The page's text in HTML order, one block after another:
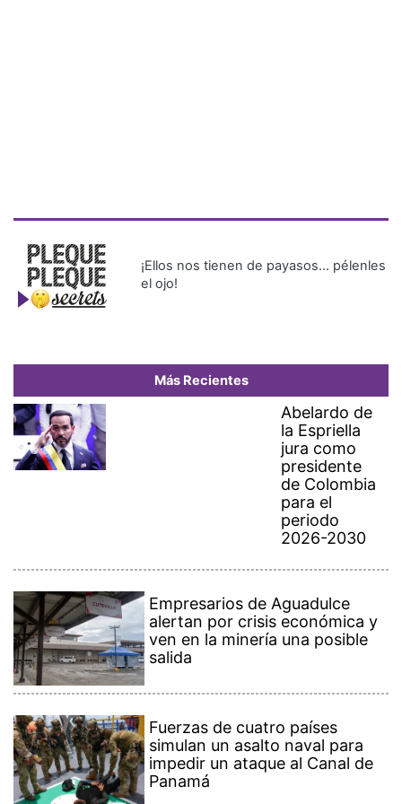
¡Ellos nos tienen de payasos… pélenles
el ojo!
Más Recientes
Abelardo de
la Espriella
jura como
presidente
de Colombia
para el
periodo
2026-2030
Empresarios de Aguadulce
alertan por crisis económica y
ven en la minería una posible
salida
Fuerzas de cuatro países
simulan un asalto naval para
impedir un ataque al Canal de
Panamá